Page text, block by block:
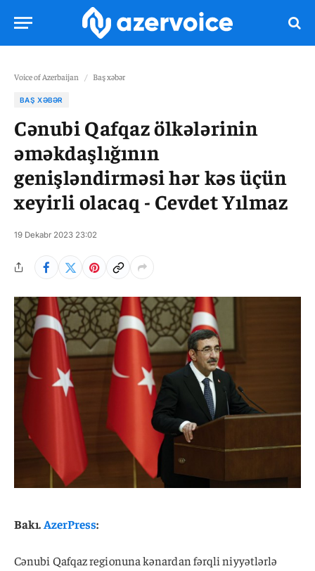
Voice of Azerbaijan / Baş xəbər
BAŞ XƏBƏR
Cənubi Qafqaz ölkələrinin
əməkdaşlığının
genişləndirməsi hər kəs üçün
xeyirli olacaq - Cevdet Yılmaz
19 Dekabr 2023 23:02
Bakı.AzerPress:
Cənubi Qafqaz regionuna kənardan fərqli niyyətlərlə